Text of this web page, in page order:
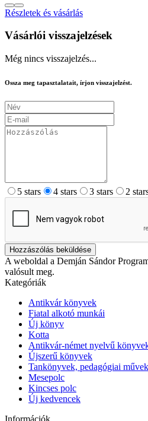
Részletek és vásárlás
Vásárlói visszajelzések
Még nincs visszajelzés...
Ossza meg tapasztalatait, írjon visszajelzést.
5 stars 4 stars 3 stars 2
Hozzászólás beküldése
A weboldal a Demján Sándor
valósult meg.
Kategóriák
Antikvár könyvek
Fiatal alkotó munkái
Új könyv
Kotta
Antikvár-német nyelvű
Újszerű könyvek
Tankönyvek, pedagógiai művek
Mesepolc
Kincses polc
Új kedvencek
Információk